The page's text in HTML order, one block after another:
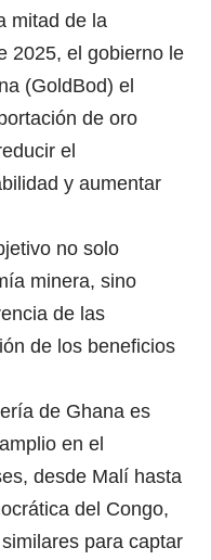
mitad de la
2025, el gobierno le
(GoldBod) el
de oro
el
y aumentar
no solo
minera, sino
de las
de los beneficios
de Ghana es
en el
desde Malí hasta
del Congo,
para captar